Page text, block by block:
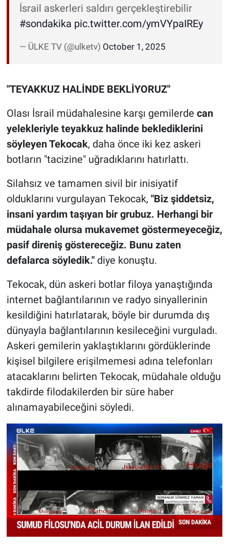
İsrail askerleri saldırı gerçekleştirebilir
#sondakika pic.twitter.com/ymVYpaIREy
— ÜLKE TV (@ulketv) October 1, 2025
"TEYAKKUZ HALİNDE BEKLİYORUZ"
Olası İsrail müdahalesine karşı gemilerde can
yelekleriyle teyakkuz halinde beklediklerini
söyleyen Tekocak, daha önce iki kez askeri
botların "tacizine" uğradıklarını hatırlattı.
Silahsız ve tamamen sivil bir inisiyatif
olduklarını vurgulayan Tekocak, "Biz şiddetsiz,
insani yardım taşıyan bir grubuz. Herhangi bir
müdahale olursa mukavemet göstermeyeceğiz,
pasif direniş göstereceğiz. Bunu zaten
defalarca söyledik." diye konuştu.
Tekocak, dün askeri botlar filoya yanaştığında
internet bağlantılarının ve radyo sinyallerinin
kesildiğini hatırlatarak, böyle bir durumda dış
dünyayla bağlantılarının kesileceğini vurguladı.
Askeri gemilerin yaklaştıklarını gördüklerinde
kişisel bilgilere erişilmemesi adına telefonları
atacaklarını belirten Tekocak, müdahale olduğu
takdirde filodakilerden bir süre haber
alınamayabileceğini söyledi.